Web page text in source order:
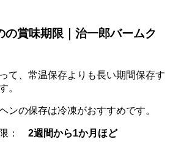
の賞味期限｜治一郎バームク
て、常温保存よりも長い期間保存す
。
ンの保存は冷凍がおすすめです。
限： 2週間から1か月ほど